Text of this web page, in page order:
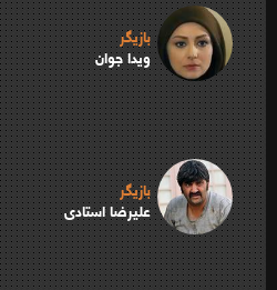
بازیگر
ویدا جوان
بازیگر
علیرضا استادی